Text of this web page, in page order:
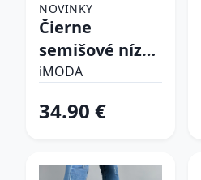
NOVINKY
Čierne
semišové nízke
čižmy
iMODA
34.90 €